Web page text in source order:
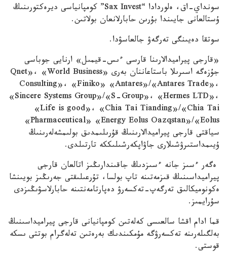
سونداي-اق، ەلوردادا “Sax Invest” كومپانياسى ديرەكتورىنىڭ
ۇستالعانى جايىندا بۇرىن حابارلانعان بولاتىن.
سوتقا دەيىنگى تەرگەۋ جالعاسۋدا.
«قارجى پيراميدالارىنا قارسى ءىس-قيمىل» ارنايى جوباسى
جۇزەگە اسىرىلا باستاعاننان بەرى «Qnet»، «World Business
Consulting»، «Finiko» «Antares»/«Antares Trade»،
«Sincere Systems Group»/«S-Group»، «Hermes LTD»،
«Life is good»، «Chia Tai Tianding»/«Chia Tai
Pharmaceutical» «Energy Eolus Oazqstan»/«Eolus»
سياقتى قارجى پيراميدالارىنىڭ قۇرىلىمدىق بولىمشەلەرىنىڭ
ۇيىمداستىرۋشىلارى جاۋاپكەرشىلىككە تارتىلدى.
ەگەر ءسىز جانە ءسىزدىڭ جاقىندارىڭىز اتالعان قارجى
پيراميداسىنىڭ قىزمەتىنە تاپ بولسا، تۇرعىلىقتى جەرىڭىز بويىنشا
ەكونوميكالىق تەرگەپ-تەكسەرۋ دەپارتامەنتىنە حابارلاسۋىڭىزدى
سۇرايمىز.
قما ادام اقشا سالعىسى كەلەتىن كومپانيانى قارجى پيراميداسىنىڭ
بەلگىلەرىنە تەكسەرۋگە مۇمكىندىك بەرەتىن تەلەگرام بوتتى ىسكە
قوستى.